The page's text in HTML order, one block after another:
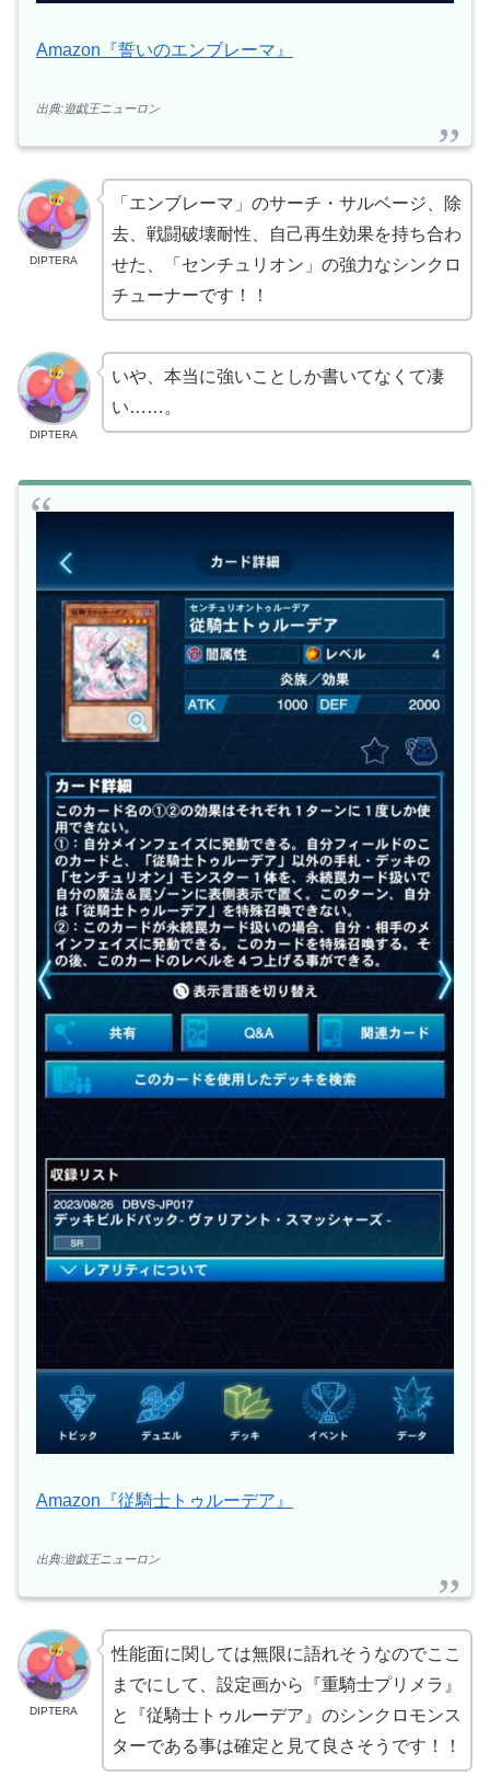
Amazon『誓いのエンブレーマ』
出典:遊戯王ニューロン
DIPTERA
「エンブレーマ」のサーチ・サルベージ、除
去、戦闘破壊耐性、自己再生効果を持ち合わ
せた、「センチュリオン」の強力なシンクロ
チューナーです！！
DIPTERA
いや、本当に強いことしか書いてなくて凄
い……。
Amazon『従騎士トゥルーデア』
出典:遊戯王ニューロン
DIPTERA
性能面に関しては無限に語れそうなのでここ
までにして、設定画から『重騎士プリメラ』
と『従騎士トゥルーデア』のシンクロモンス
ターである事は確定と見て良さそうです！！